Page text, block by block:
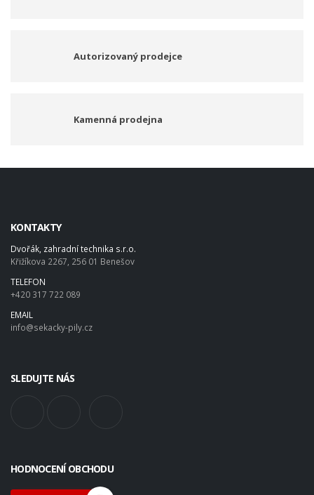
Autorizovaný prodejce
Kamenná prodejna
KONTAKTY
Dvořák, zahradní technika s.r.o.
Křižíkova 2267, 256 01 Benešov
TELEFON
+420 317 722 089
EMAIL
info@sekacky-pily.cz
SLEDUJTE NÁS
HODNOCENÍ OBCHODU